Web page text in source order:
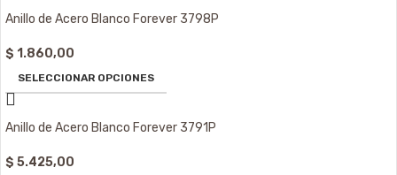
Anillo de Acero Blanco Forever 3798P
$ 1.860,00
SELECCIONAR OPCIONES
Anillo de Acero Blanco Forever 3791P
$ 5.425,00